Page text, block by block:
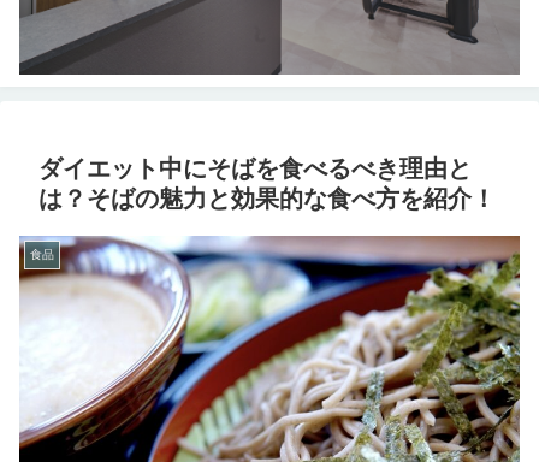
ダイエット中にそばを食べるべき理由と
は？そばの魅力と効果的な食べ方を紹介！
食品